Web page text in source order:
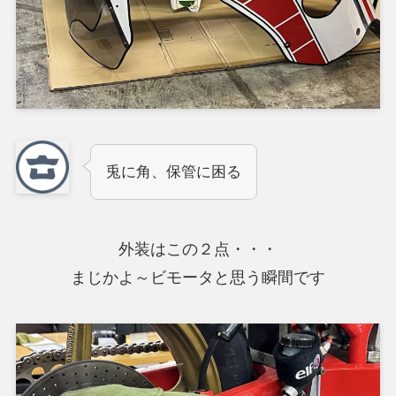
兎に角、保管に困る
外装はこの２点・・・
まじかよ～ビモータと思う瞬間です